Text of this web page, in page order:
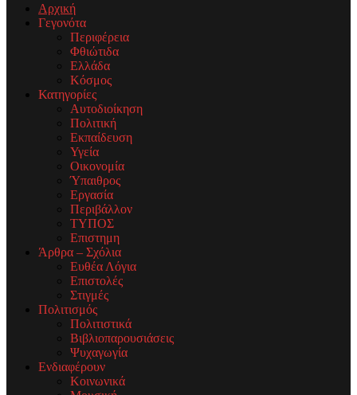
Αρχική
Γεγονότα
Περιφέρεια
Φθιώτιδα
Ελλάδα
Κόσμος
Κατηγορίες
Αυτοδιοίκηση
Πολιτική
Εκπαίδευση
Υγεία
Οικονομία
Ύπαιθρος
Εργασία
Περιβάλλον
ΤΥΠΟΣ
Επιστημη
Άρθρα – Σχόλια
Ευθέα Λόγια
Επιστολές
Στιγμές
Πολιτισμός
Πολιτιστικά
Βιβλιοπαρουσιάσεις
Ψυχαγωγία
Ενδιαφέρουν
Κοινωνικά